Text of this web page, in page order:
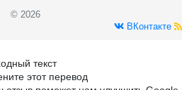
© 2026
ВКонтакте
текст
этот перевод